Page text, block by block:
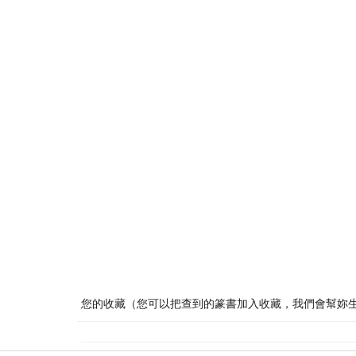
您的收藏（您可以把查到的篆書加入收藏，我們會幫妳